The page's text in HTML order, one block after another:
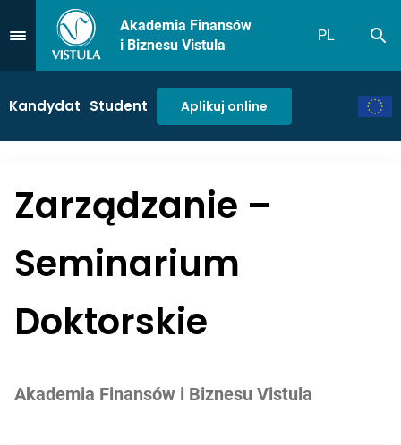
Przejdź do Menu
Akademia Finansów
i Biznesu Vistula
PL
Kandydat Student Aplikuj online
Zarządzanie –
Seminarium
Doktorskie
Akademia Finansów i Biznesu Vistula